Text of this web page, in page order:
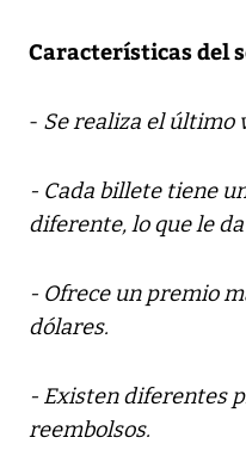
Características del
- Se realiza el último
- Cada billete tiene
diferente, lo que le
- Ofrece un premio
dólares.
- Existen diferentes
reembolsos.